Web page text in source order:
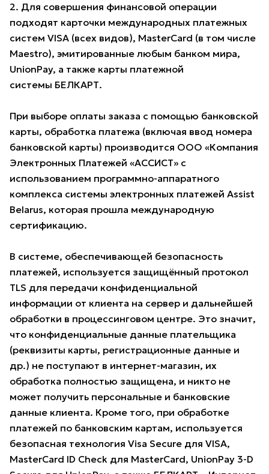
2. Для совершения финансовой операции
подходят карточки международных платежных
систем VISA (всех видов), MasterCard (в том числе
Maestro), эмитированные любым банком мира,
UnionPay, а также карты платежной
системы БЕЛКАРТ.
При выборе оплаты заказа с помощью банковской
карты, обработка платежа (включая ввод номера
банковской карты) производится ООО «Компания
Электронных Платежей «АССИСТ» с
использованием программно-аппаратного
комплекса системы электронных платежей Assist
Belarus, которая прошла международную
сертификацию.
В системе, обеспечивающей безопасность
платежей, используется защищённый протокол
TLS для передачи конфиденциальной
информации от клиента на сервер и дальнейшей
обработки в процессинговом центре. Это значит,
что конфиденциальные данные плательщика
(реквизиты карты, регистрационные данные и
др.) не поступают в интернет-магазин, их
обработка полностью защищена, и никто не
может получить персональные и банковские
данные клиента. Кроме того, при обработке
платежей по банковским картам, используется
безопасная технология Visa Secure для VISA,
MasterCard ID Check для MasterCard, UnionPay 3-D